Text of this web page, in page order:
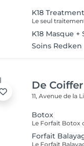
K18
K18 Masque +
Soins Redken
De
11, Avenue de la
Botox
Forfait